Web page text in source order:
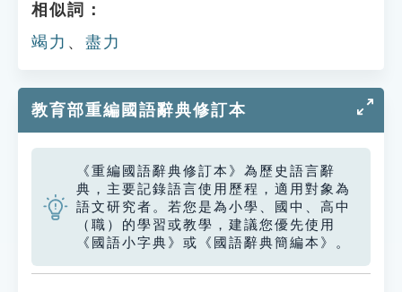
相似詞：
竭力 、 盡力
教育部重編國語辭典修訂本
《重編國語辭典修訂本》為歷史語言辭
典，主要記錄語言使用歷程，適用對象為
語文研究者。若您是為小學、國中、高中
（職）的學習或教學，建議您優先使用
《國語小字典》或《國語辭典簡編本》。